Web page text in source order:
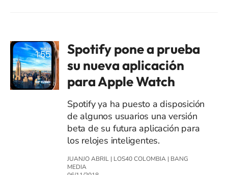
Spotify pone a prueba
su nueva aplicación
para Apple Watch
Spotify ya ha puesto a disposición
de algunos usuarios una versión
beta de su futura aplicación para
los relojes inteligentes.
JUANJO ABRIL | LOS40 COLOMBIA | BANG
MEDIA